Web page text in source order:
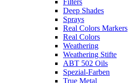
Filters
Deep Shades
Sprays
Real Colors Markers
Real Colors
Weathering
Weathering Stifte
ABT 502 Oils
Spezial-Farben
True Metal